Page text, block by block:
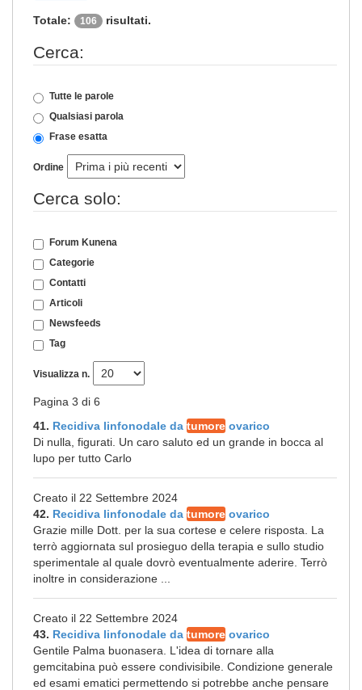
Totale: 106 risultati.
Cerca:
Tutte le parole
Qualsiasi parola
Frase esatta
Ordine
Cerca solo:
Forum Kunena
Categorie
Contatti
Articoli
Newsfeeds
Tag
Visualizza n.
Pagina 3 di 6
41. Recidiva linfonodale da tumore ovarico
Di nulla, figurati. Un caro saluto ed un grande in bocca al
lupo per tutto Carlo
Creato il 22 Settembre 2024
42. Recidiva linfonodale da tumore ovarico
Grazie mille Dott. per la sua cortese e celere risposta. La
terrò aggiornata sul prosieguo della terapia e sullo studio
sperimentale al quale dovrò eventualmente aderire. Terrò
inoltre in considerazione ...
Creato il 22 Settembre 2024
43. Recidiva linfonodale da tumore ovarico
Gentile Palma buonasera. L'idea di tornare alla
gemcitabina può essere condivisibile. Condizione generale
ed esami ematici permettendo si potrebbe anche pensare